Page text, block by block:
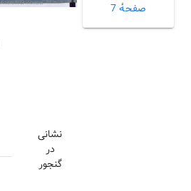
صفحهٔ 7
نشانی
در
گنجور